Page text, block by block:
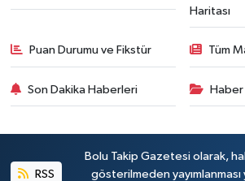
Haritası
Puan Durumu ve Fikstür Tüm
Son Dakika Haberleri Haber
RSS
Bolu Takip Gazetesi olarak,
gösterilmeden yayımlanması